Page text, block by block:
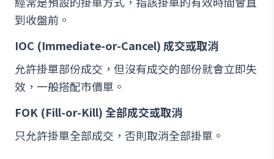
到收盤前。
IOC (Immediate-or-Cancel) 成交或取消
允許掛單部份成交，但沒有成交的部份就會立即失
效，一般搭配市價單。
FOK (Fill-or-Kill) 全部成交或取消
只允許掛單全部成交，否則取消全部掛單。